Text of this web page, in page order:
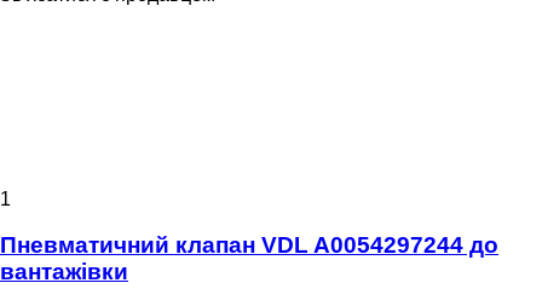
1
Пневматичний клапан VDL A0054297244 до
вантажівки